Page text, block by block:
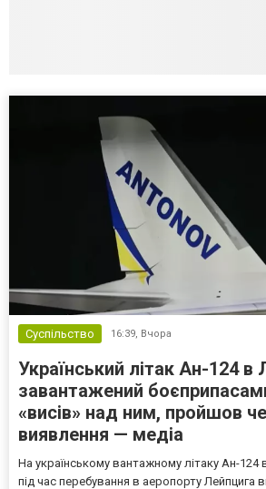
Суспільство 16:39, Вчора
Український літак Ан-124 в
завантажений
«висів» над ним, пройшов
виявлення — медіа
На українському вантажному літаку Ан-124
під час перебування в аеропорту Лейпцига